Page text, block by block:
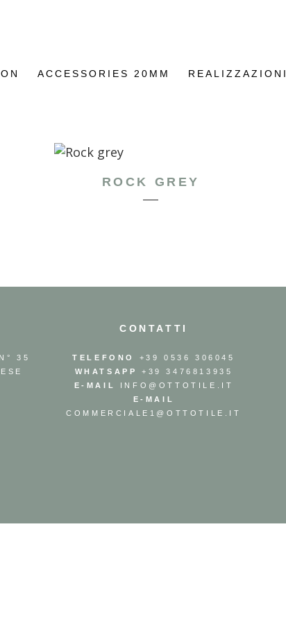
ACCESSORIES 20MM REALIZZAZIONI
ROCK GREY
35
CONTATTI
TELEFONO
+39 0536 306045
WHATSAPP
+39 3476813935
E-MAIL
INFO@OTTOTILE.IT
E-MAIL
COMMERCIALE1@OTTOTILE.IT